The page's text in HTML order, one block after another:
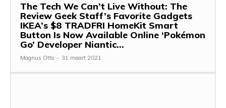
The Tech We Can’t Live Without: The
Review Geek Staff’s Favorite Gadgets
IKEA’s $8 TRADFRI HomeKit Smart
Button Is Now Available Online ‘Pokémon
Go’ Developer Niantic...
Magnus Otto - 31 maart 2021